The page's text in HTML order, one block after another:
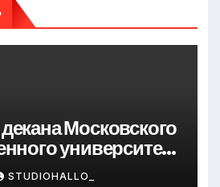
Московского
университета
— от студента
STUDIOHALLO_